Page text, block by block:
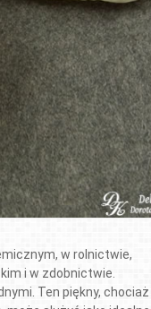
w rolnictwie,
i w zdobnictwie.
Ten piękny, chociaż